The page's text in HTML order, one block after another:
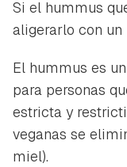
Si el hummus
aligerarlo con un
El hummus es
para personas
estricta y
veganas se
miel).